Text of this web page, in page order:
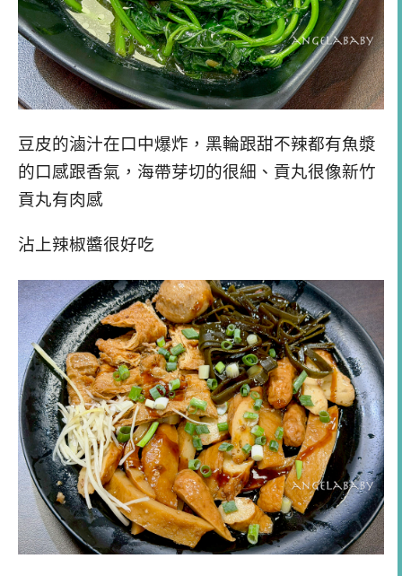
豆皮的滷汁在口中爆炸，黑輪跟甜不辣都有魚漿
的口感跟香氣，海帶芽切的很細、貢丸很像新竹
貢丸有肉感
沾上辣椒醬很好吃